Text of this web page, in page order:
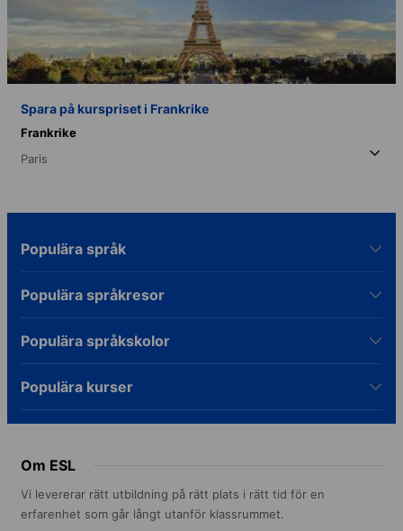
Spara på kurspriset i Frankrike
Frankrike
Paris
Populära språk
Populära språkresor
Populära språkskolor
Populära kurser
Om ESL
Vi levererar rätt utbildning på rätt plats i rätt tid för en
erfarenhet som går långt utanför klassrummet.